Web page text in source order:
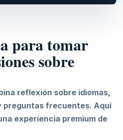
para tomar
sobre
reflexión sobre idiomas,
preguntas frecuentes. Aquí
experiencia premium de